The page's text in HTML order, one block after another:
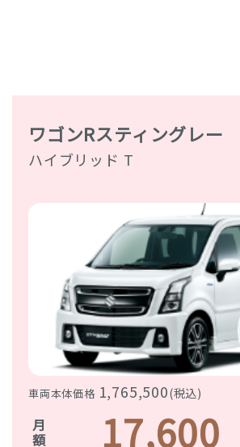
ワゴンRスティングレー
ハイブリッド T
車両本体価格 1,765,500(税込)
月額 17,600